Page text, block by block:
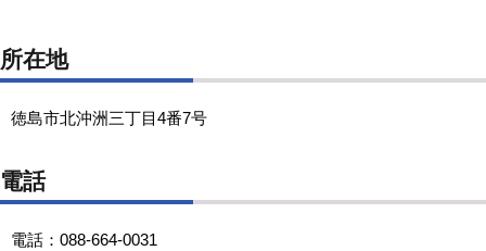
所在地
徳島市北沖洲三丁目4番7号
電話
電話：088-664-0031